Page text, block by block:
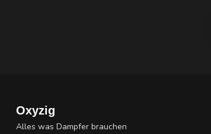
Oxyzig
Alles was Dampfer brauchen